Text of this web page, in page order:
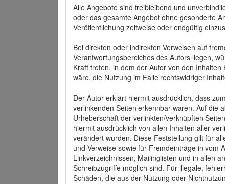
Alle Angebote sind freibleibend und
oder das gesamte Angebot ohne gesonderte
Veröffentlichung zeitweise oder endgültig
Bei direkten oder indirekten Verweisen auf
Verantwortungsbereiches des Autors liegen,
Kraft treten, in dem der Autor von den
wäre, die Nutzung im Falle rechtswidriger
Der Autor erklärt hiermit ausdrücklich, dass
verlinkenden Seiten erkennbar waren. Auf die
Urheberschaft der verlinkten/verknüpften
hiermit ausdrücklich von allen Inhalten aller
verändert wurden. Diese Feststellung gilt für
und Verweise sowie für Fremdeinträge in vom
Linkverzeichnissen, Mailinglisten und in allen
Schreibzugriffe möglich sind. Für illegale,
Schäden, die aus der Nutzung oder